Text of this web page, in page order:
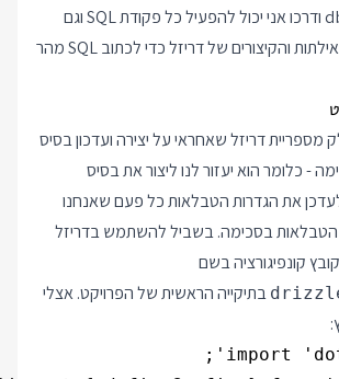
רק לייבא את אותו db ודרכו אני יכול להפעיל כל פקודת SQL וגם
להיעזר באוסף השאילתות והקיצורים של דריזל כדי לכתוב SQL מהר
מספריית דריזל שאחראי על יצירה ועדכון בסיס
- כלומר הוא יעזור לנו ליצור את בסיס
את הגדרות הטבלאות כל פעם שאנחנו
הטבלאות בסכימה. בשביל להשתמש בדריזל
קונפיגורציה בשם
בתיקייה הראשית של הפרויקט. אצלי